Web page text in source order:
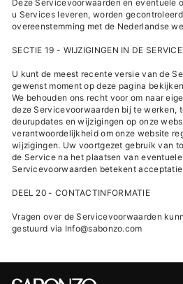
Deze Servicevoorwaarden en eventuele
u Services leveren, worden
overeenstemming met de Nederlandse
SECTIE 19 - WIJZIGINGEN IN DE
U kunt de meest recente versie van de
gewenst moment op deze pagina
We behouden ons recht voor om naar
deze Servicevoorwaarden bij te werken,
deurupdates en wijzigingen op onze
verantwoordelijkheid om onze website
wijzigingen. Uw voortgezet gebruik van
de Service na het plaatsen van
Servicevoorwaarden betekent
DEEL 20 - CONTACTINFORMATIE
Vragen over de Servicevoorwaarden
gestuurd via Info@sabonzo.com